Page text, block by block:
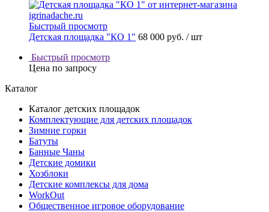
Быстрый просмотр
Детская площадка "КО 1" 68 000 руб. / шт
Быстрый просмотр
Цена по запросу
Каталог
Каталог детских площадок
Комплектующие для детских площадок
Зимние горки
Батуты
Банные Чаны
Детские домики
Хозблоки
Детские комплексы для дома
WorkOut
Общественное игровое оборудование